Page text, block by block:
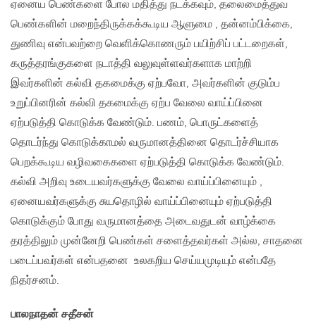
ஏனைய பெண்களை போல மதித்து நடக்கவும், தலைமைத்துவ
பெண்களின் மறைந்திருக்கக்கூடிய ஆளுமை , தன்னம்பிக்கை,
துணிவு என்பவற்றை வெளிக்கொணரும் பயிற்சிப் பட்டறைகள்,
கருத்தரங்குகளை நடாத்தி வலுவுள்ளவர்களாக மாற்றி
இவர்களின் கல்வி தகமைக்கு ஏற்பவோ, அவர்களின் குடும்ப
உறுப்பினரின் கல்வி தகமைக்கு ஏற்ப வேலை வாய்ப்பினை
ஏற்படுத்தி கொடுக்க வேண்டும். பணம், பொருட்களைத்
தொடர்ந்து கொடுக்காமல் வருமானத்தினை தொடர்ச்சியாக
பெறக்கூடிய வழிவகைகளை ஏற்படுத்தி கொடுக்க வேண்டும்.
கல்வி அறிவு உடையவர்களுக்கு வேலை வாய்ப்பினையும் ,
ஏனையவர்களுக்கு சுயதொழில் வாய்ப்பினையும் ஏற்படுத்தி
கொடுக்கும் போது வருமானத்தை அடைவதுடன் வாழ்க்கை
தரத்திலும் முன்னேறி பெண்கள் சளைத்தவர்கள் அல்ல, சாதனை
படைப்பவர்கள் என்பதனை உலகறிய செய்யமுடியும் என்பதே
நிதர்சனம்.
பாலநாதன் சதீசன்